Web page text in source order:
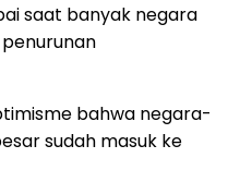
saat banyak negara
bahwa negara-
sudah masuk ke